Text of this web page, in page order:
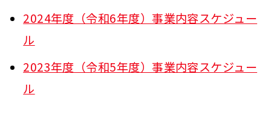
2024年度（令和6年度）事業内容スケジュー
ル
2023年度（令和5年度）事業内容スケジュー
ル